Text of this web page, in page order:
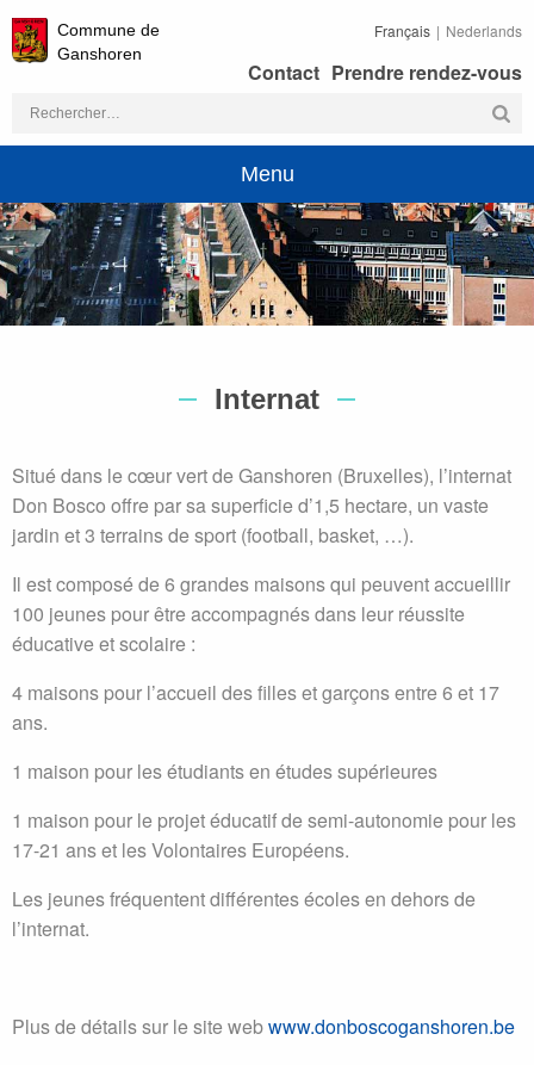
Commune de
Ganshoren
Français Nederlands
Prendre rendez-vous
Contact
Rechercher :
Menu
Internat
Situé dans le cœur vert de Ganshoren (Bruxelles), l’internat
Don Bosco offre par sa superficie d’1,5 hectare, un vaste
jardin et 3 terrains de sport (football, basket, …).
Il est composé de 6 grandes maisons qui peuvent accueillir
100 jeunes pour être accompagnés dans leur réussite
éducative et scolaire :
4 maisons pour l’accueil des filles et garçons entre 6 et 17
ans.
1 maison pour les étudiants en études supérieures
1 maison pour le projet éducatif de semi-autonomie pour les
17-21 ans et les Volontaires Européens.
Les jeunes fréquentent différentes écoles en dehors de
l’internat.
Plus de détails sur le site webwww.donboscoganshoren.be